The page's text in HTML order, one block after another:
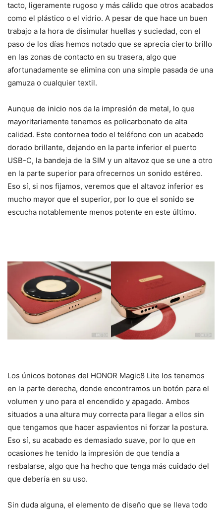
tacto, ligeramente rugoso y más cálido que otros acabados
como el plástico o el vidrio. A pesar de que hace un buen
trabajo a la hora de disimular huellas y suciedad, con el
paso de los días hemos notado que se aprecia cierto brillo
en las zonas de contacto en su trasera, algo que
afortunadamente se elimina con una simple pasada de una
gamuza o cualquier textil.
Aunque de inicio nos da la impresión de metal, lo que
mayoritariamente tenemos es policarbonato de alta
calidad. Este contornea todo el teléfono con un acabado
dorado brillante, dejando en la parte inferior el puerto
USB-C, la bandeja de la SIM y un altavoz que se une a otro
en la parte superior para ofrecernos un sonido estéreo.
Eso sí, si nos fijamos, veremos que el altavoz inferior es
mucho mayor que el superior, por lo que el sonido se
escucha notablemente menos potente en este último.
Los únicos botones del HONOR Magic8 Lite los tenemos
en la parte derecha, donde encontramos un botón para el
volumen y uno para el encendido y apagado. Ambos
situados a una altura muy correcta para llegar a ellos sin
que tengamos que hacer aspavientos ni forzar la postura.
Eso sí, su acabado es demasiado suave, por lo que en
ocasiones he tenido la impresión de que tendía a
resbalarse, algo que ha hecho que tenga más cuidado del
que debería en su uso.
Sin duda alguna, el elemento de diseño que se lleva todo